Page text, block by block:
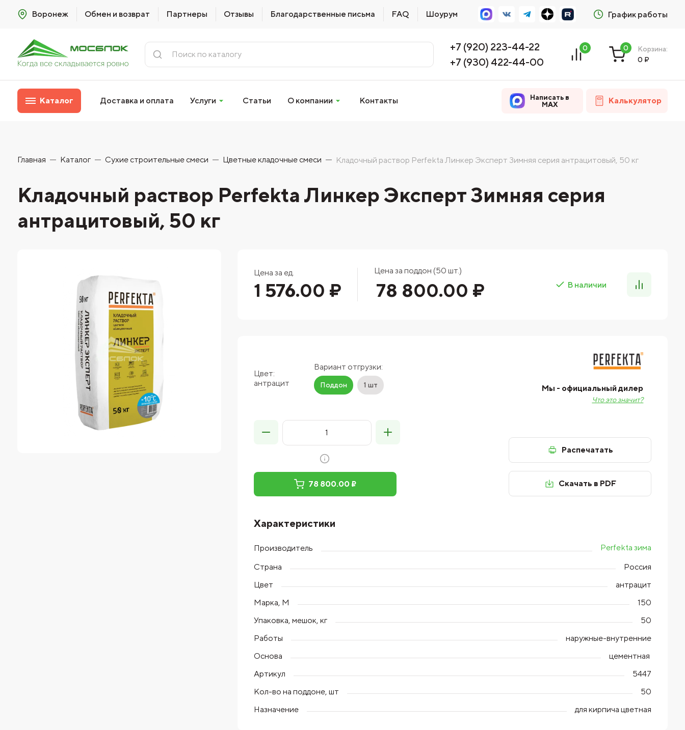
Воронеж Обмен и возврат Партнеры Отзывы Благодарственные письма FAQ Шоурум График работы
+7 (920) 223-44-22
+7 (930) 422-44-00
0 0
Корзина:
0 ₽
Каталог Доставка и оплата Услуги Статьи О компании Контакты
Написать в
MAX
Калькулятор
Главная Каталог Сухие строительные смеси Цветные кладочные смеси Кладочный раствор Perfekta Линкер Эксперт Зимняя серия антрацитовый, 50 кг
Кладочный раствор Perfekta Линкер Эксперт Зимняя серия
антрацитовый, 50 кг
Цена за ед.
1 576.00 ₽
Цена за поддон (50 шт.)
78 800.00 ₽ В наличии
Цвет:
антрацит
Вариант отгрузки:
Поддон 1 шт Мы - официальный дилер
Что это значит?
78 800.00 ₽
Распечатать
Скачать в PDF
Характеристики
Производитель
Perfekta зима
Страна
Россия
Цвет
антрацит
Марка, М
150
Упаковка, мешок, кг
50
Работы
наружные-внутренние
Основа
цементная
Артикул
5447
Кол-во на поддоне, шт
50
Назначение
для кирпича цветная